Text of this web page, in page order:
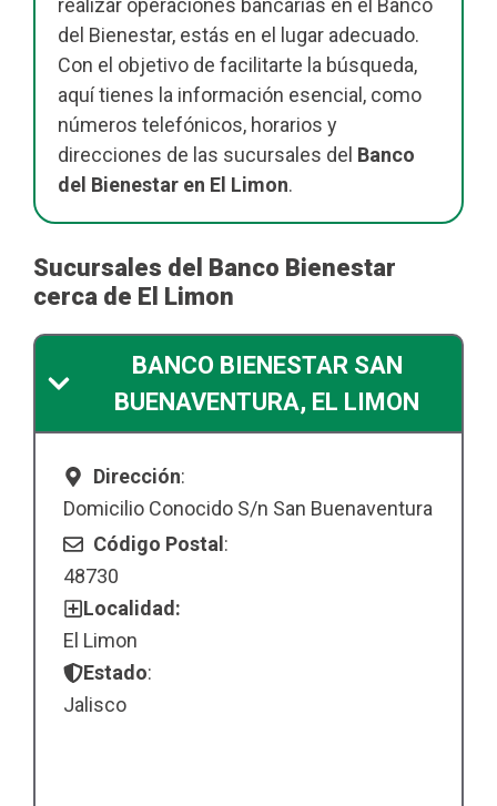
realizar operaciones bancarias en el Banco
del Bienestar, estás en el lugar adecuado.
Con el objetivo de facilitarte la búsqueda,
aquí tienes la información esencial, como
números telefónicos, horarios y
direcciones de las sucursales del Banco
del Bienestar en El Limon.
Sucursales del Banco Bienestar
cerca de El Limon
BANCO BIENESTAR SAN
BUENAVENTURA, EL LIMON
Dirección:
Domicilio Conocido S/n San Buenaventura
Código Postal :
48730
Localidad:
El Limon
Estado:
Jalisco